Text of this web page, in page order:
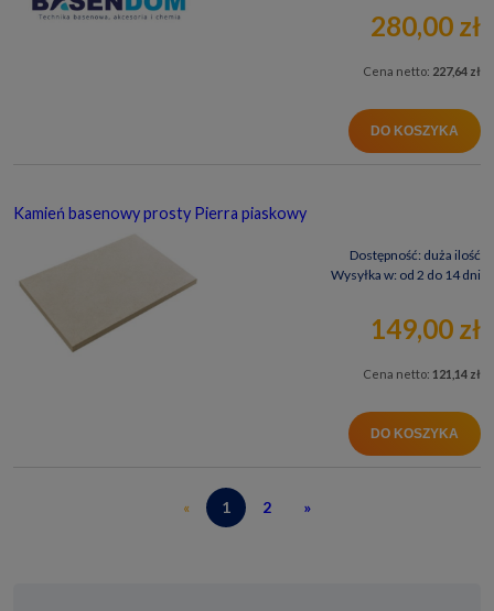
280,00 zł
Cena netto: 227,64 zł
DO KOSZYKA
Kamień basenowy prosty Pierra piaskowy
Dostępność: duża ilość
Wysyłka w: od 2 do 14 dni
149,00 zł
Cena netto: 121,14 zł
DO KOSZYKA
« 1 2 »